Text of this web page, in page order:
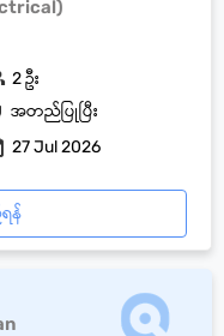
အတည်ပြုပြီး
2 ဦး
27 Jul 2026
န်